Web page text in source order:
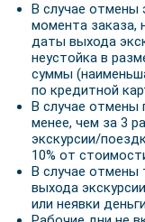
В случае отмены
момента заказа,
даты выхода
неустойка в
суммы
по кредитной
В случае отмены
менее, чем за 3
экскурсии/
10% от
В случае отмены
выхода
или неявки